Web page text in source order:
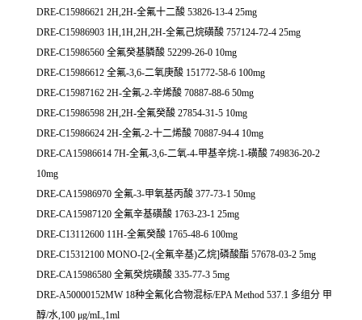
DRE-C15986621 2H,2H-全氟十二酸 53826-13-4 25mg
DRE-C15986903 1H,1H,2H,2H-全氟己烷磺酸 757124-72-4 25mg
DRE-C15986560 全氟癸基膦酸 52299-26-0 10mg
DRE-C15986612 全氟-3,6-二氧庚酸 151772-58-6 100mg
DRE-C15987162 2H-全氟-2-辛烯酸 70887-88-6 50mg
DRE-C15986598 2H,2H-全氟癸酸 27854-31-5 10mg
DRE-C15986624 2H-全氟-2-十二烯酸 70887-94-4 10mg
DRE-CA15986614 7H-全氟-3,6-二氧-4-甲基辛烷-1-磺酸 749836-20-2
10mg
DRE-CA15986970 全氟-3-甲氧基丙酸 377-73-1 50mg
DRE-CA15987120 全氟辛基磺酸 1763-23-1 25mg
DRE-C13112600 11H-全氟癸酸 1765-48-6 100mg
DRE-C15312100 MONO-[2-(全氟辛基)乙烷]磷酸酯 57678-03-2 5mg
DRE-CA15986580 全氟癸烷磺酸 335-77-3 5mg
DRE-A50000152MW 18种全氟化合物混标/EPA Method 537.1 多组分 甲
醇/水,100 μg/mL,1ml